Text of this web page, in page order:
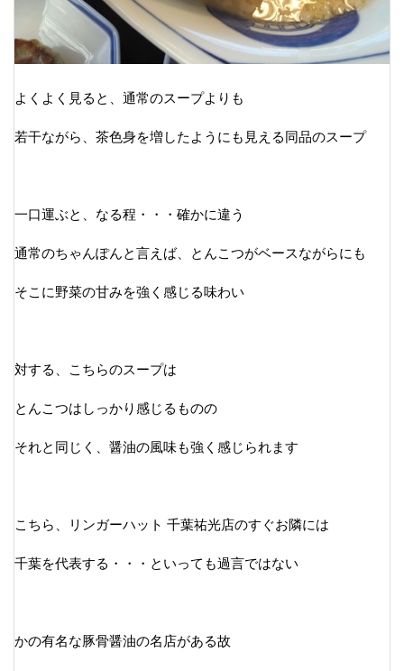
よくよく見ると、通常のスープよりも
若干ながら、茶色身を増したようにも見える同品のスープ
一口運ぶと、なる程・・・確かに違う
通常のちゃんぽんと言えば、とんこつがベースながらにも
そこに野菜の甘みを強く感じる味わい
対する、こちらのスープは
とんこつはしっかり感じるものの
それと同じく、醤油の風味も強く感じられます
こちら、リンガーハット 千葉祐光店のすぐお隣には
千葉を代表する・・・といっても過言ではない
かの有名な豚骨醤油の名店がある故